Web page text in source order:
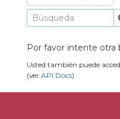
Por favor intente otra
Usted también puede
(ver API Docs).